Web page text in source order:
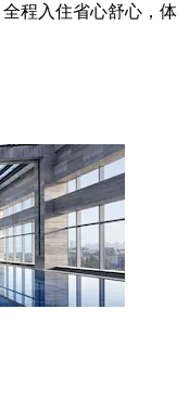
程入住省心舒心，体